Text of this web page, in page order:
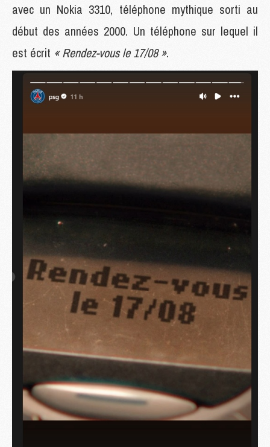
avec un Nokia 3310, téléphone mythique sorti au
début des années 2000. Un téléphone sur lequel il
est écrit « Rendez-vous le 17/08 ».